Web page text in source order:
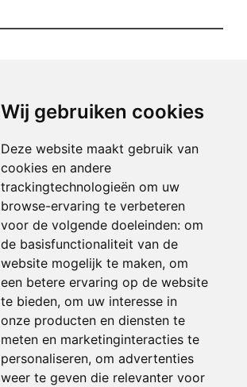
Wij gebruiken cookies
Deze website maakt gebruik van
cookies en andere
trackingtechnologieën om uw
browse-ervaring te verbeteren
voor de volgende doeleinden: om
de basisfunctionaliteit van de
website mogelijk te maken, om
een betere ervaring op de website
te bieden, om uw interesse in
onze producten en diensten te
meten en marketinginteracties te
personaliseren, om advertenties
weer te geven die relevanter voor